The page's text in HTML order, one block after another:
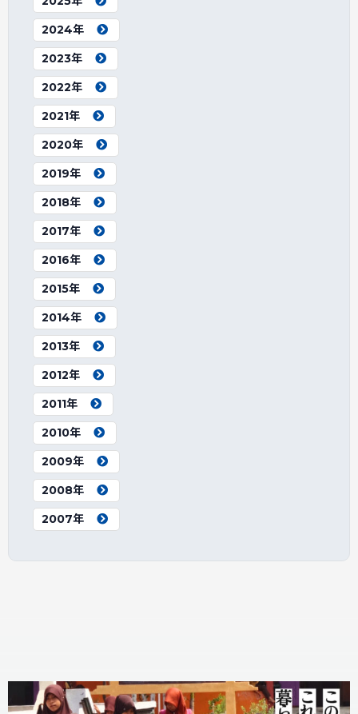
2024年
2023年
2022年
2021年
2020年
2019年
2018年
2017年
2016年
2015年
2014年
2013年
2012年
2011年
2010年
2009年
2008年
2007年